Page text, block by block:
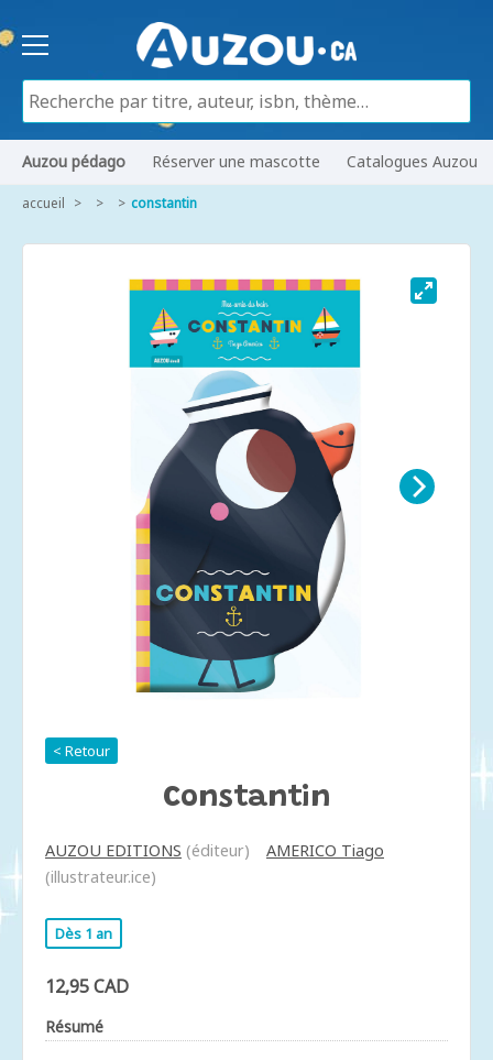
Auzou pédago Réserver une mascotte Catalogues Auzou
accueil constantin
< Retour
Constantin
AUZOU EDITIONS (éditeur)
AMERICO Tiago
(illustrateur.ice)
Dès 1 an
12,95 CAD
Résumé